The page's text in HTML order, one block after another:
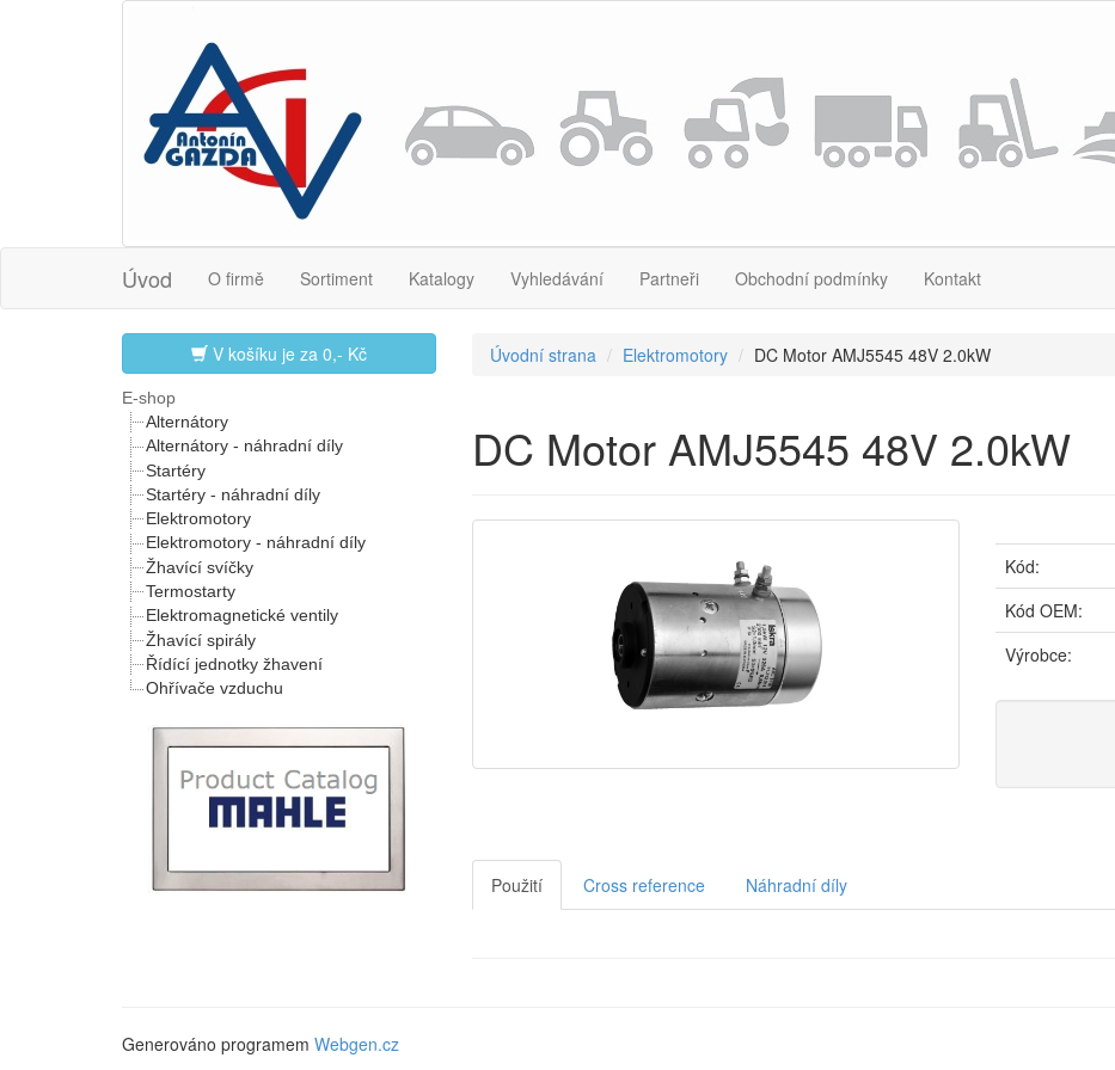
Úvod O firmě Sortiment Katalogy Vyhledávání Partneři Obchodní podmínky Kontakt
V košíku je za 0,- Kč
E-shop
Alternátory
Alternátory - náhradní díly
Startéry
Startéry - náhradní díly
Elektromotory
Elektromotory - náhradní díly
Žhavící svíčky
Termostarty
Elektromagnetické ventily
Žhavící spirály
Řídící jednotky žhavení
Ohřívače vzduchu
Úvodní strana Elektromotory DC Motor AMJ5545 48V 2.0kW
DC Motor AMJ5545 48V 2.0kW
Kód:
Kód OEM:
Výrobce:
Použití Cross reference Náhradní díly
Generováno programem Webgen.cz